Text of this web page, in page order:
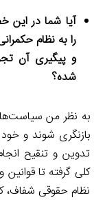
آیا شما در این
را به نظام
و پیگیری آن
شده؟
به نظر من
بازنگری شوند و
تدوین و تنقیح
کلی گرفته تا
نظام حقوقی شفاف،